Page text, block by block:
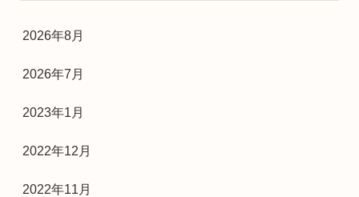
2026年8月
2026年7月
2023年1月
2022年12月
2022年11月